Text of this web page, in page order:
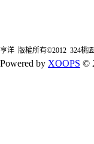
亨洋 版權所有©2012 324桃
Powered by XOOPS ©